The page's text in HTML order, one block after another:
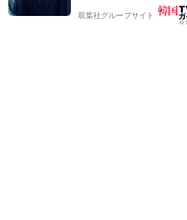
双葉社グループサイト